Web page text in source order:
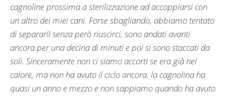
cagnoline prossima a sterilizzazione ad accoppiarsi con
un altro dei miei cani. Forse sbagliando, abbiamo tentato
di separarli senza però riuscirci, sono andati avanti
ancora per una decina di minuti e poi si sono staccati da
soli. Sinceramente non ci siamo accorti se era già nel
calore, ma non ha avuto il ciclo ancora. la cagnolina ha
quasi un anno e mezzo e non sappiamo quando ha avuto